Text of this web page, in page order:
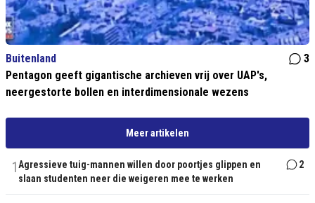
Buitenland
3
Pentagon geeft gigantische archieven vrij over UAP's,
neergestorte bollen en interdimensionale wezens
Meer artikelen
1Agressieve tuig-mannen willen door poortjes glippen en
slaan studenten neer die weigeren mee te werken
2